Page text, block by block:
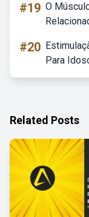
#19 O
#20
Para
Related Posts